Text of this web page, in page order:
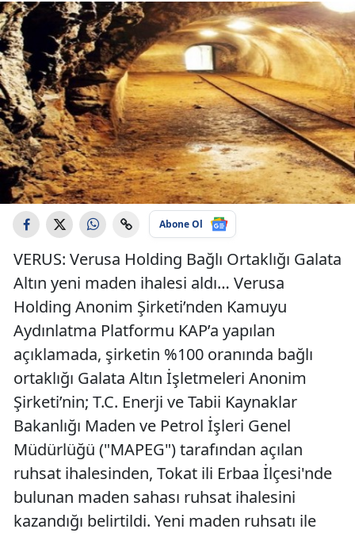
Abone Ol
VERUS: Verusa Holding Bağlı Ortaklığı Galata
Altın yeni maden ihalesi aldı… Verusa
Holding Anonim Şirketi’nden Kamuyu
Aydınlatma Platformu KAP’a yapılan
açıklamada, şirketin %100 oranında bağlı
ortaklığı Galata Altın İşletmeleri Anonim
Şirketi’nin; T.C. Enerji ve Tabii Kaynaklar
Bakanlığı Maden ve Petrol İşleri Genel
Müdürlüğü ("MAPEG") tarafından açılan
ruhsat ihalesinden, Tokat ili Erbaa İlçesi'nde
bulunan maden sahası ruhsat ihalesini
kazandığı belirtildi. Yeni maden ruhsatı ile